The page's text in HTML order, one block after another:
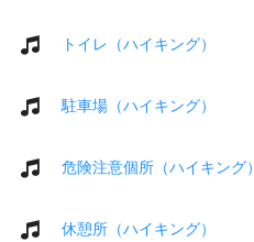
トイレ（ハイキング）
駐車場（ハイキング）
危険注意個所（ハイキング）
休憩所（ハイキング）